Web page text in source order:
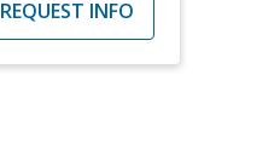
REQUEST INFO